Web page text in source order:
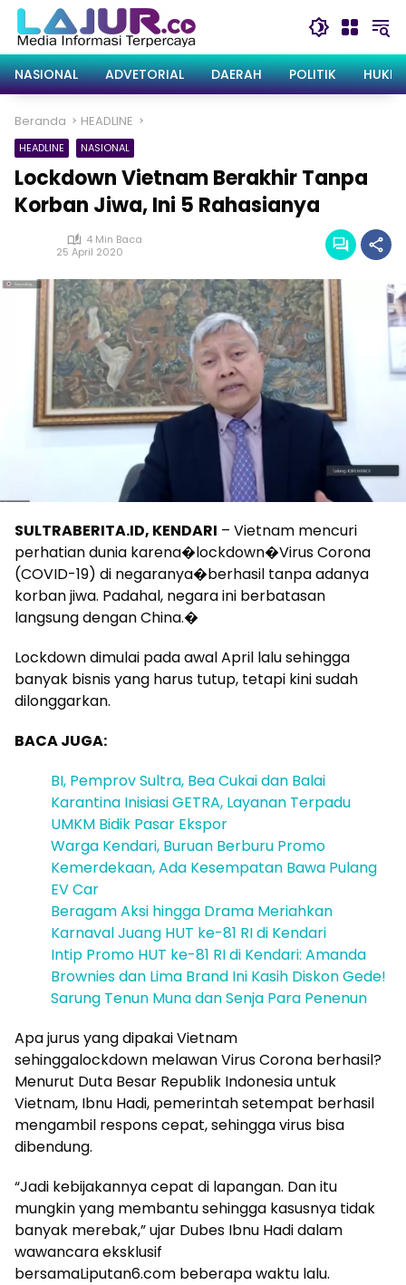
Langsung
konten
NASIONAL
ADVETORIAL DAERAH POLITIK
Beranda HEADLINE
HEADLINE NASIONAL
Lockdown Vietnam Berakhir Tanpa
Korban Jiwa, Ini 5 Rahasianya
4 Min Baca
25 April 2020
SULTRABERITA.ID, KENDARI – Vietnam mencuri
perhatian dunia karena�lockdown�Virus Corona
(COVID-19) di negaranya�berhasil tanpa adanya
korban jiwa. Padahal, negara ini berbatasan
langsung dengan China.�
Lockdown dimulai pada awal April lalu sehingga
banyak bisnis yang harus tutup, tetapi kini sudah
dilonggarkan.
BACA JUGA:
BI, Pemprov Sultra, Bea Cukai dan Balai
Karantina Inisiasi GETRA, Layanan Terpadu
UMKM Bidik Pasar Ekspor
Warga Kendari, Buruan Berburu Promo
Kemerdekaan, Ada Kesempatan Bawa Pulang
EV Car
Beragam Aksi hingga Drama Meriahkan
Karnaval Juang HUT ke-81 RI di Kendari
Intip Promo HUT ke-81 RI di Kendari: Amanda
Brownies dan Lima Brand Ini Kasih Diskon Gede!
Sarung Tenun Muna dan Senja Para Penenun
Apa jurus yang dipakai Vietnam
sehinggalockdown melawan Virus Corona berhasil?
Menurut Duta Besar Republik Indonesia untuk
Vietnam, Ibnu Hadi, pemerintah setempat berhasil
mengambil respons cepat, sehingga virus bisa
dibendung.
“Jadi kebijakannya cepat di lapangan. Dan itu
mungkin yang membantu sehingga kasusnya tidak
banyak merebak,” ujar Dubes Ibnu Hadi dalam
wawancara eksklusif
bersamaLiputan6.com beberapa waktu lalu.